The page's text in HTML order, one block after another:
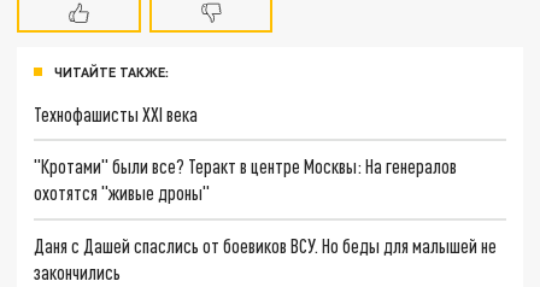
ЧИТАЙТЕ ТАКЖЕ:
Технофашисты XXI века
"Кротами" были все? Теракт в центре Москвы: На генералов
охотятся "живые дроны"
Даня с Дашей спаслись от боевиков ВСУ. Но беды для малышей не
закончились